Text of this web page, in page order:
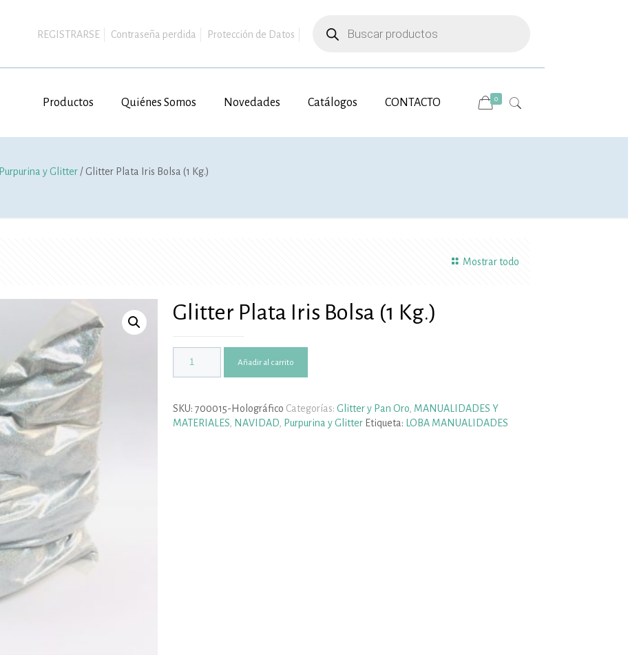
REGISTRARSE Contraseña perdida Protección de Datos
productos
Productos Quiénes Somos Novedades Catálogos CONTACTO 0
Purpurina y Glitter / Glitter Plata Iris Bolsa (1 Kg.)
Mostrar todo
Glitter Plata Iris Bolsa (1 Kg.)
Añadir al carrito
SKU: 700015-Holográfico Categorías: Glitter y Pan Oro, MANUALIDADES Y
MATERIALES, NAVIDAD, Purpurina y Glitter Etiqueta: LOBA MANUALIDADES